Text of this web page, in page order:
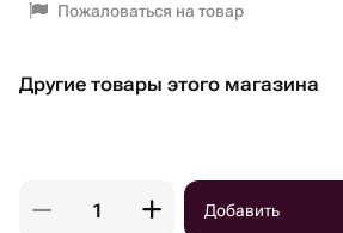
Пожаловаться на товар
Другие товары этого магазина
Добавить